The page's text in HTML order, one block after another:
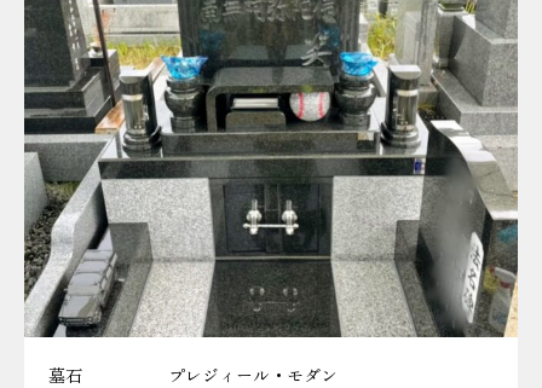
墓石
プレジィール・モダン